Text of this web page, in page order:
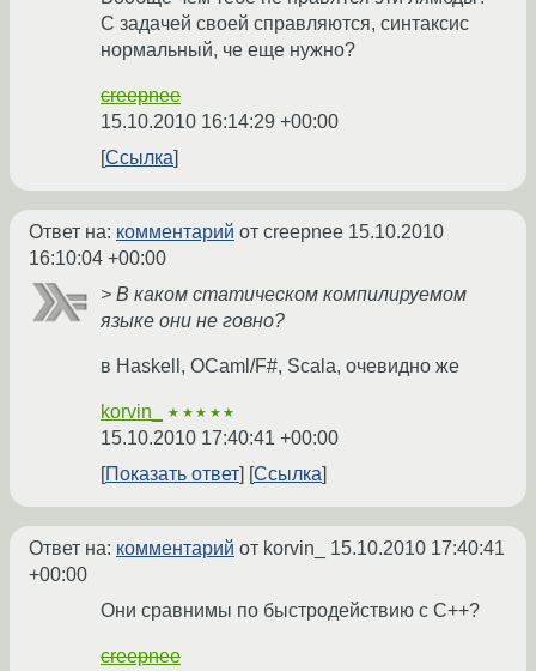
С задачей своей справляются, синтаксис
нормальный, че еще нужно?
creepnee
15.10.2010 16:14:29 +00:00
Ссылка
Ответ на: комментарий от creepnee 15.10.2010
16:10:04 +00:00
> В каком статическом компилируемом
языке они не говно?
в Haskell, OCaml/F#, Scala, очевидно же
korvin_ ★★★★★
15.10.2010 17:40:41 +00:00
Показать ответ
Ссылка
Ответ на: комментарий от korvin_ 15.10.2010 17:40:41
+00:00
Они сравнимы по быстродействию с C++?
creepnee